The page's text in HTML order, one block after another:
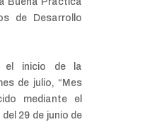
de Desarrollo
el inicio de la
de julio, “Mes
mediante el
29 de junio de